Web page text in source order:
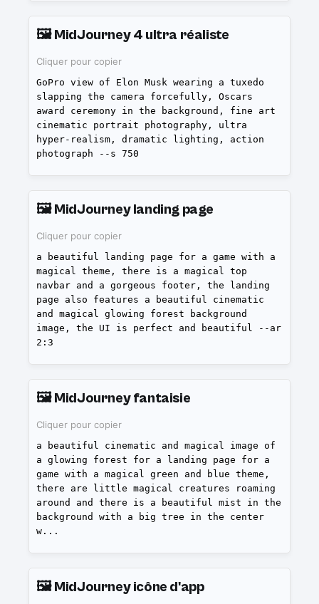
🖼️MidJourney 4 ultra réaliste
Cliquer pour copier
GoPro view of Elon Musk wearing a tuxedo
slapping the camera forcefully, Oscars
award ceremony in the background, fine art
cinematic portrait photography, ultra
hyper-realism, dramatic lighting, action
photograph --s 750
🖼️MidJourney landing page
Cliquer pour copier
a beautiful landing page for a game with a
magical theme, there is a magical top
navbar and a gorgeous footer, the landing
page also features a beautiful cinematic
and magical glowing forest background
image, the UI is perfect and beautiful --ar
2:3
🖼️MidJourney fantaisie
Cliquer pour copier
a beautiful cinematic and magical image of
a glowing forest for a landing page for a
game with a magical green and blue theme,
there are little magical creatures roaming
around and there is a beautiful mist in the
background with a big tree in the center
w ...
🖼️MidJourney icône d'app